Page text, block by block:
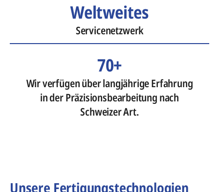
Weltweites
Servicenetzwerk
70+
Wir verfügen über langjährige Erfahrung
in der Präzisionsbearbeitung nach
Schweizer Art.
Unsere Fertigungstechnologien